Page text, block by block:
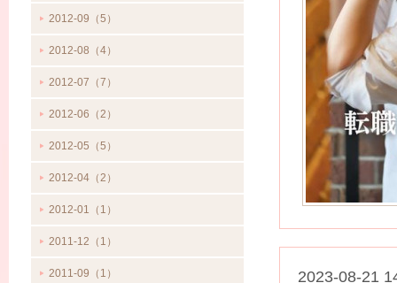
2023-08-21
2012-09（5）
2012-08（4）
2012-07（7）
2012-06（2）
2012-05（5）
2012-04（2）
2012-01（1）
2011-12（1）
2011-09（1）